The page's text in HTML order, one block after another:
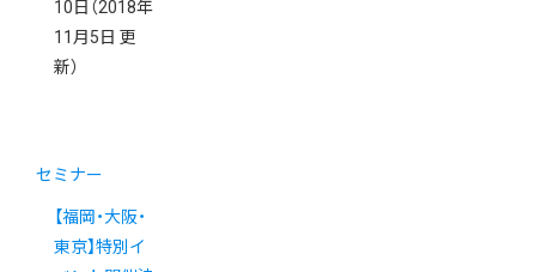
10日 （2018年
11月5日 更
新）
セミナー
【福岡・大阪・
東京】特別イ